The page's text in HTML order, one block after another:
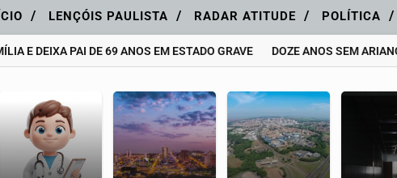
/ LENÇÓIS PAULISTA / RADAR ATITUDE / POLÍTICA /
E DEIXA PAI DE 69 ANOS EM ESTADO GRAVE DOZE ANOS SEM